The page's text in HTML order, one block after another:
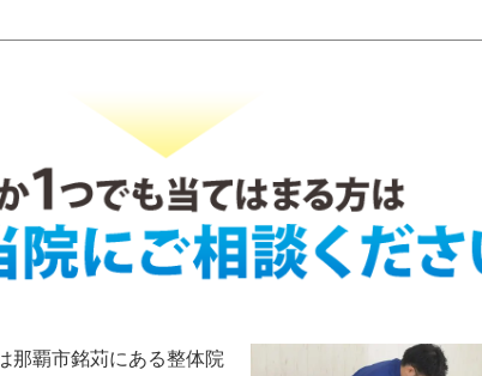
那覇市銘苅にある整体院